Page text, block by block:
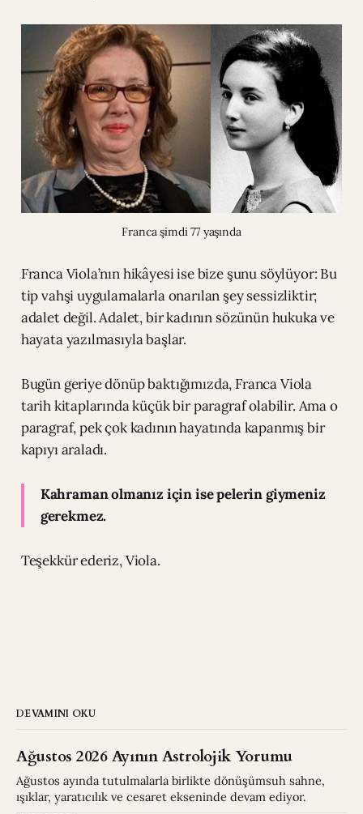
Franca şimdi 77 yaşında
Franca Viola’nın hikâyesi ise bize şunu söylüyor: Bu
tip vahşi uygulamalarla onarılan şey sessizliktir;
adalet değil. Adalet, bir kadının sözünün hukuka ve
hayata yazılmasıyla başlar.
Bugün geriye dönüp baktığımızda, Franca Viola
tarih kitaplarında küçük bir paragraf olabilir. Ama o
paragraf, pek çok kadının hayatında kapanmış bir
kapıyı araladı.
Kahraman olmanız için ise pelerin giymeniz
gerekmez.
Teşekkür ederiz, Viola.
DEVAMINI OKU
Ağustos 2026 Ayının Astrolojik Yorumu
Ağustos ayında tutulmalarla birlikte dönüşümsuh sahne,
ışıklar, yaratıcılık ve cesaret ekseninde devam ediyor.